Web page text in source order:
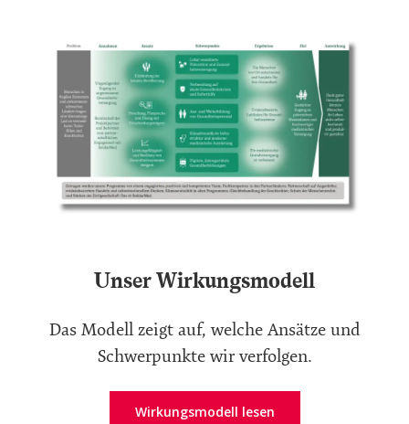
Unser Wirkungsmodell
Das Modell zeigt auf, welche Ansätze und
Schwerpunkte wir verfolgen.
Wirkungsmodell lesen